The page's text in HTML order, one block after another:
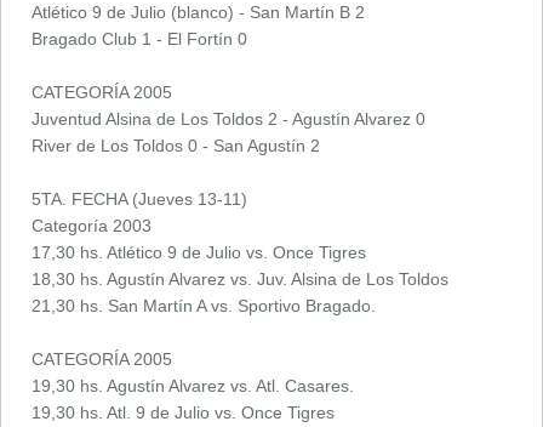
Atlético 9 de Julio (blanco) - San Martín B 2
Bragado Club 1 - El Fortín 0
CATEGORÍA 2005
Juventud Alsina de Los Toldos 2 - Agustín Alvarez 0
River de Los Toldos 0 - San Agustín 2
5TA. FECHA (Jueves 13-11)
Categoría 2003
17,30 hs. Atlético 9 de Julio vs. Once Tigres
18,30 hs. Agustín Alvarez vs. Juv. Alsina de Los Toldos
21,30 hs. San Martín A vs. Sportivo Bragado.
CATEGORÍA 2005
19,30 hs. Agustín Alvarez vs. Atl. Casares.
19,30 hs. Atl. 9 de Julio vs. Once Tigres